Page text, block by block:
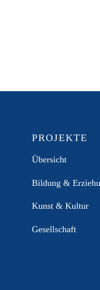
PROJEKTE
Übersicht
Bildung &
Kunst & Kultur
Gesellschaft